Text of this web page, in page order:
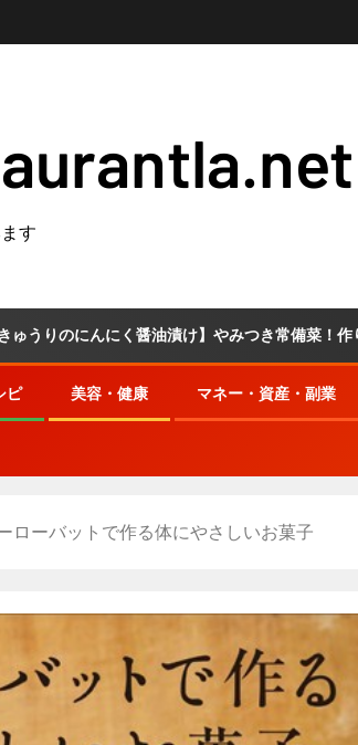
す
にく醤油漬け】やみつき常備菜！作り置きレシピ♪
ピ 美容・健康 マネー・資産・副業
ローバットで作る体にやさしいお菓子